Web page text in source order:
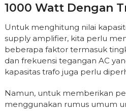
1000 Watt Dengan
Untuk menghitung nilai
supply amplifier, kita perlu
beberapa faktor termasuk
dan frekuensi tegangan AC
kapasitas trafo juga perlu
Namun, untuk memberikan
menggunakan rumus umum